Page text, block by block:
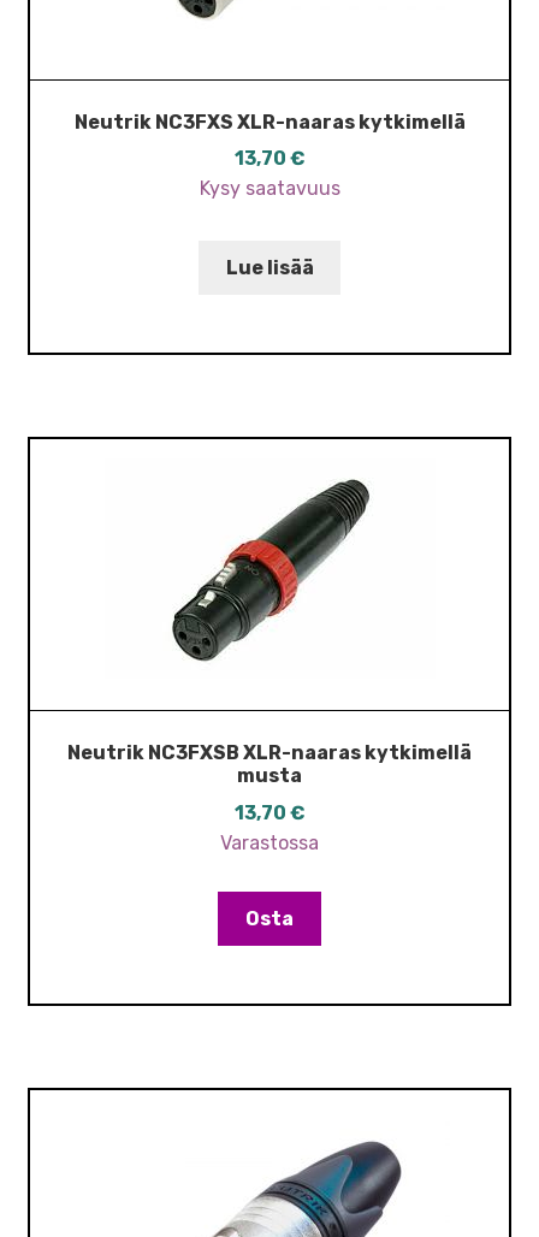
Neutrik NC3FXS XLR-naaras kytkimellä
13,70 €
Kysy saatavuus
Lue lisää
Neutrik NC3FXSB XLR-naaras kytkimellä
musta
13,70 €
Varastossa
Osta